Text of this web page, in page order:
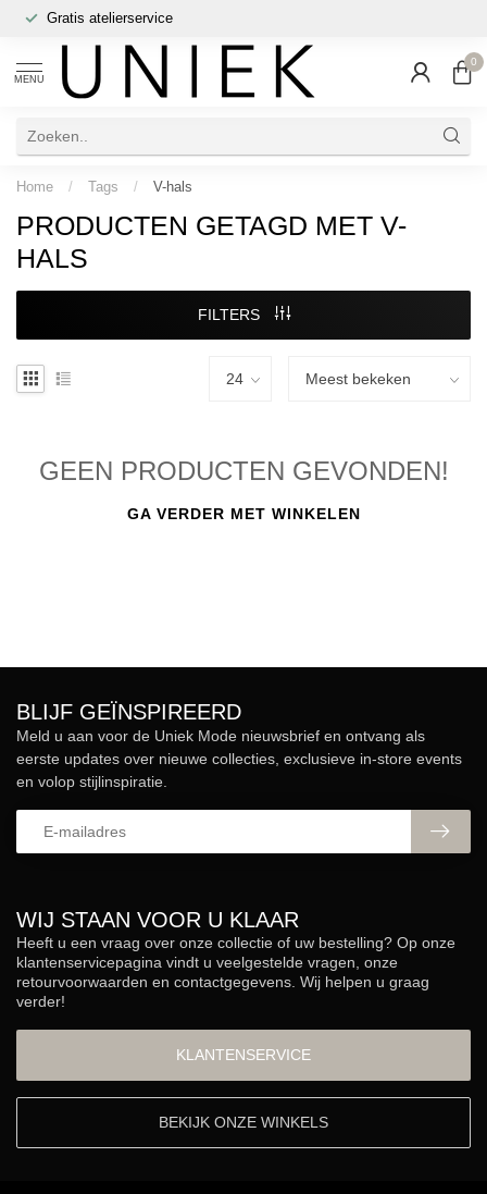
Gratis atelierservice
MENU
0
Home / Tags / V-hals
PRODUCTEN GETAGD MET V-
HALS
FILTERS
GEEN PRODUCTEN GEVONDEN!
GA VERDER MET WINKELEN
WIJ STAAN VOOR U KLAAR
Heeft u een vraag over onze collectie of uw bestelling? Op onze
klantenservicepagina vindt u veelgestelde vragen, onze
retourvoorwaarden en contactgegevens. Wij helpen u graag
verder!
KLANTENSERVICE
BEKIJK ONZE WINKELS
BLIJF GEÏNSPIREERD
Meld u aan voor de Uniek Mode nieuwsbrief en ontvang als
eerste updates over nieuwe collecties, exclusieve in-store events
en volop stijlinspiratie.